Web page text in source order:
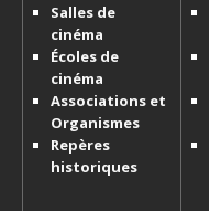
Salles de
cinéma
Écoles de
cinéma
Associations et
Organismes
Repères
historiques